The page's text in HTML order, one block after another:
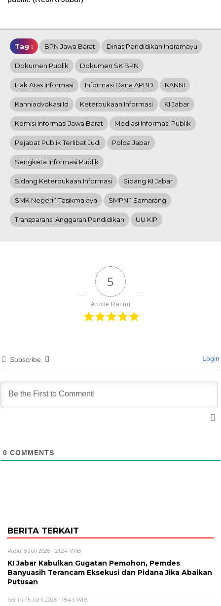
Tag : BPN Jawa Barat Dinas Pendidikan Indramayu
Dokumen Publik Dokumen SK BPN
Hak Atas Informasi Informasi Dana APBD KANNI
Kanniadvokasi.id Keterbukaan Informasi KI Jabar
Komisi Informasi Jawa Barat Mediasi Informasi Publik
Pejabat Publik Terlibat Judi Polda Jabar
Sengketa Informasi Publik
Sidang Keterbukaan Informasi Sidang KI Jabar
SMK Negeri 1 Tasikmalaya SMPN 1 Samarang
Transparansi Anggaran Pendidikan UU KIP
5
Article Rating
Subscribe Login
0 COMMENTS
BERITA TERKAIT
Rabu, 8 Juli 2026 - 21:24 WIB
KI Jabar Kabulkan Gugatan Pemohon, Pemdes
Banyuasih Terancam Eksekusi dan Pidana Jika Abaikan
Putusan
Senin, 15 Juni 2026 - 18:43 WIB